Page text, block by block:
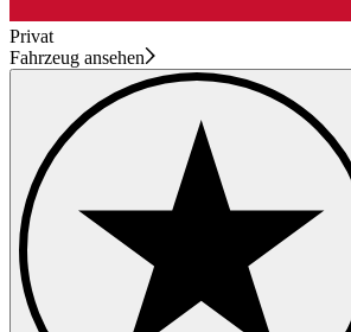
Privat
Fahrzeug ansehen